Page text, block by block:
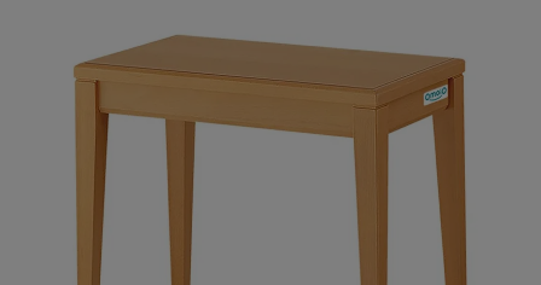
営業時間 - 10:00～17:00（定休日 - 土日祝）
ようこそ ゲスト 様
ログイン
最近チェックした商品